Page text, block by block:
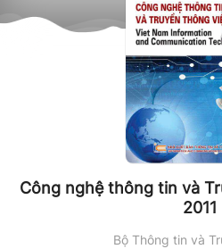
Công nghệ thông tin và
2011
Bộ Thông tin và